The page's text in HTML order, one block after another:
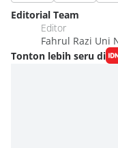
Editorial Team
Editor
Fahrul Razi Uni
Tonton lebih seru di